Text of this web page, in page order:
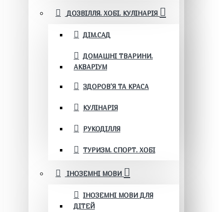
ДОЗВІЛЛЯ. ХОБІ. КУЛІНАРІЯ
ДІМ.САД
ДОМАШНІ ТВАРИНИ.
АКВАРІУМ
ЗДОРОВ'Я ТА КРАСА
КУЛІНАРІЯ
РУКОДІЛЛЯ
ТУРИЗМ. СПОРТ. ХОБІ
ІНОЗЕМНІ МОВИ
ІНОЗЕМНІ МОВИ ДЛЯ
ДІТЕЙ